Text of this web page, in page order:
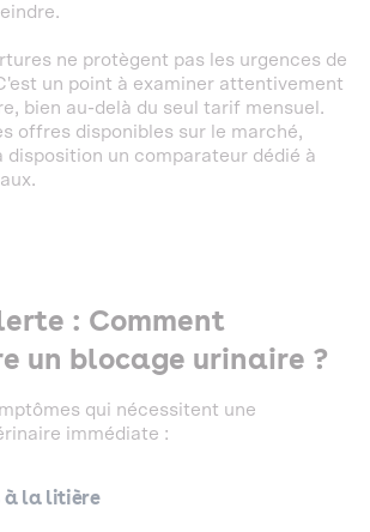
ne protègent pas les urgences de
un point à examiner attentivement
bien au-delà du seul tarif mensuel.
offres disponibles sur le marché,
disposition un comparateur dédié à
: Comment
un blocage urinaire ?
qui nécessitent une
immédiate :
à la litière